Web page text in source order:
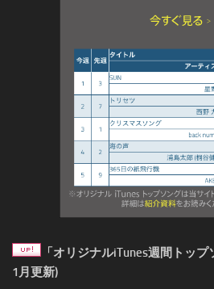
「オリジナルiTunes週間トッ
1月更新)